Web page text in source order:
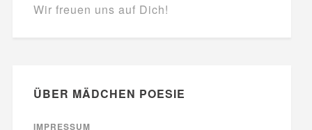
Wir freuen uns auf Dich!
ÜBER MÄDCHEN POESIE
IMPRESSUM